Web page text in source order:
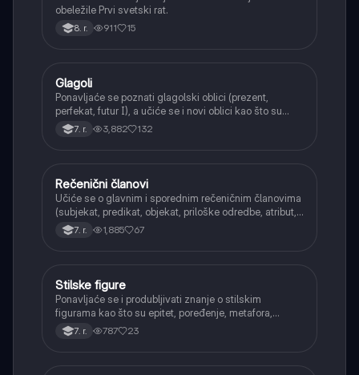
obeležile Prvi svetski rat.
8. r. 911 15
Srpski jezik
Glagoli
Ponavljaće se poznati glagolski oblici (prezent,
perfekat, futur I), a učiće se i novi oblici kao što su
aorist, imperfekat, pluskvamperfekat, futur II, kao i
glagolski prilozi i pridevi.
7. r. 3,882 132
Srpski jezik
Rečenični članovi
Učiće se o glavnim i sporednim rečeničnim članovima
(subjekat, predikat, objekat, priloške odredbe, atribut,
apozicija) i njihovoj funkciji.
7. r. 1,885 67
Srpski jezik
Stilske figure
Ponavljaće se i produbljivati znanje o stilskim
figurama kao što su epitet, poređenje, metafora,
personifikacija, hiperbola, onomatopeja, aliteracija i
asonanca, razumevajući njihovu ulogu u tekstu.
7. r. 787 23